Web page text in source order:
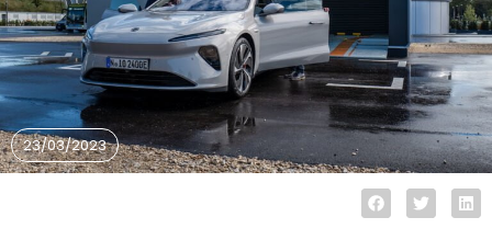
23/03/2023